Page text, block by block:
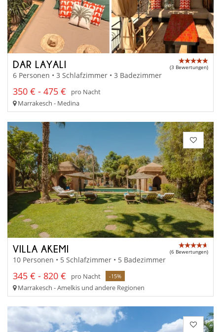
DAR LAYALI (3 Bewertungen)
6 Personen • 3 Schlafzimmer • 3 Badezimmer
350 € - 475 €
pro Nacht
Marrakesch - Medina
VILLA AKEMI (6 Bewertungen)
10 Personen • 5 Schlafzimmer • 5 Badezimmer
345 € - 820 € pro Nacht -15%
Marrakesch - Amelkis und andere Regionen